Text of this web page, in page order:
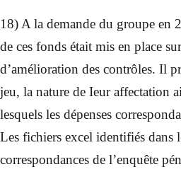
18) A la demande du groupe en
de ces fonds était mis en place
d’amélioration des contrôles. Il
jeu, la nature de Ieur affectation
lesquels les dépenses
Les fichiers excel identifiés dans
correspondances de l’enquête